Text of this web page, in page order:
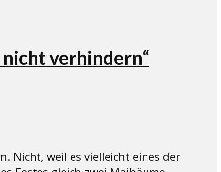
verhindern“
Nicht, weil es vielleicht eines der